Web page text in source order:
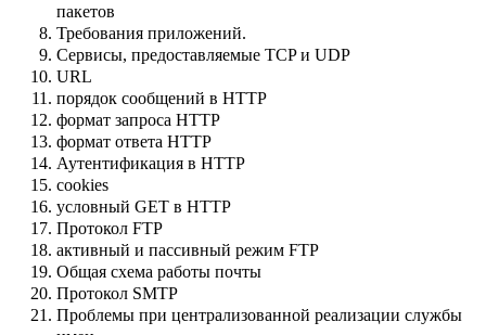
пакетов
Требования приложений.
Cервисы, предоставляемые TCP и UDP
URL
порядок сообщений в HTTP
формат запроса HTTP
формат ответа HTTP
Аутентификация в HTTP
cookies
условный GET в HTTP
Протокол FTP
активный и пассивный режим FTP
Общая схема работы почты
Протокол SMTP
Проблемы при централизованной реализации службы